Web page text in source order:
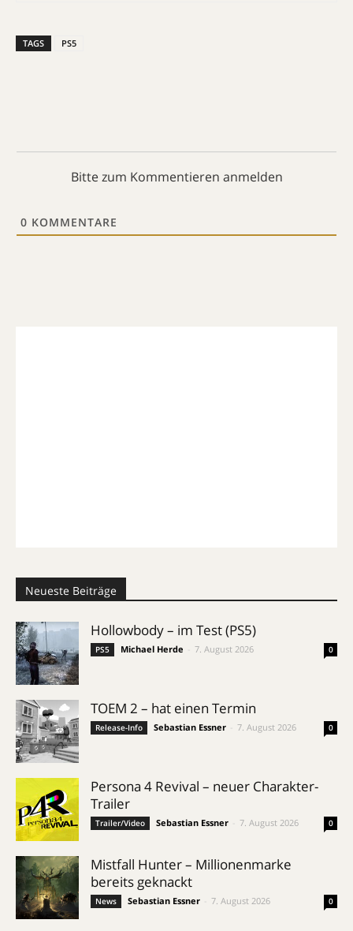
TAGS PS5
Bitte zum Kommentieren anmelden
0 KOMMENTARE
Neueste Beiträge
Hollowbody – im Test (PS5)
PS5 Michael Herde 7. August 2026 0
TOEM 2 – hat einen Termin
Release-Info Sebastian Essner 7. August 2026 0
Persona 4 Revival – neuer Charakter-
Trailer
Trailer/Video Sebastian Essner 7. August 2026 0
Mistfall Hunter – Millionenmarke
bereits geknackt
News Sebastian Essner 7. August 2026 0